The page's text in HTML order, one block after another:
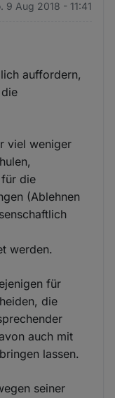
9 Aug 2018 - 11:41
auffordern,
viel weniger
für die
(Ablehnen
werden.
für
die
auch mit
lassen.
seiner